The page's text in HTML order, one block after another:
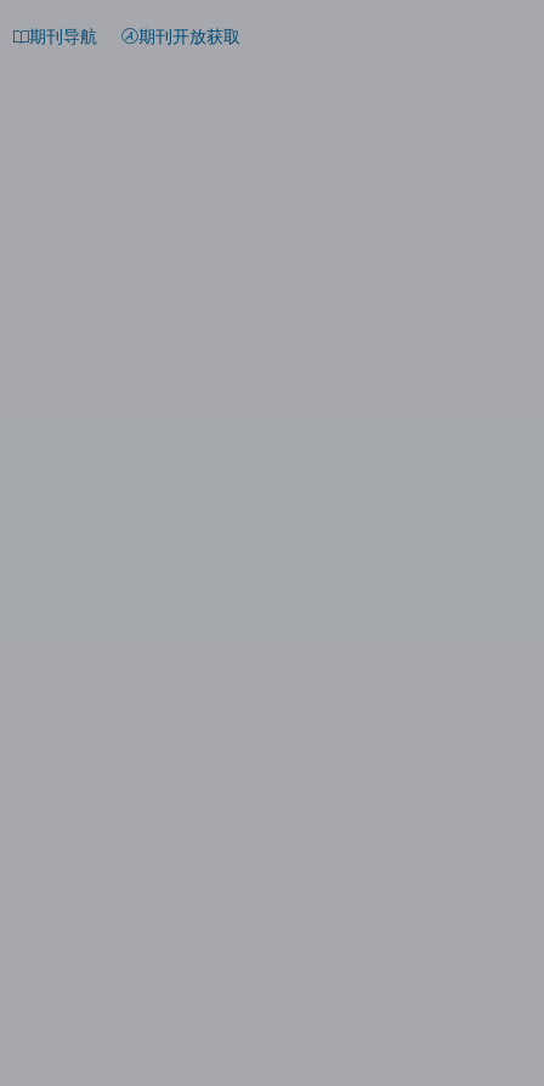
期刊导航 期刊开放获取